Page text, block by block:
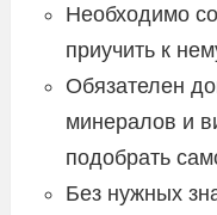
Необходимо
приучить к
Обязателен
минералов и
подобрать
Без нужных